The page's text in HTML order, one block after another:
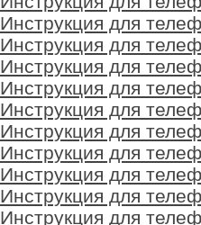
Инструкция для
Инструкция для
Инструкция для
Инструкция для
Инструкция для
Инструкция для
Инструкция для
Инструкция для
Инструкция для
Инструкция для